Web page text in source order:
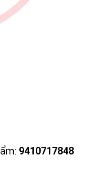
9410717848